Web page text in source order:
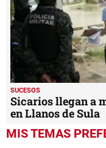
SUCESOS
Sicarios llegan a
en Llanos de Sula
MIS TEMAS